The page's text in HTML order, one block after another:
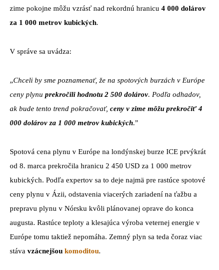
zime pokojne môžu vzrásť nad rekordnú hranicu 4 000 dolárov
za 1 000 metrov kubických.
V správe sa uvádza:
„Chceli by sme poznamenať, že na spotových burzách v Európe
ceny plynu prekročili hodnotu 2 500 dolárov. Podľa odhadov,
ak bude tento trend pokračovať, ceny v zime môžu prekročiť 4
000 dolárov za 1 000 metrov kubických.”
Spotová cena plynu v Európe na londýnskej burze ICE prvýkrát
od 8. marca prekročila hranicu 2 450 USD za 1 000 metrov
kubických. Podľa expertov sa to deje najmä pre rastúce spotové
ceny plynu v Ázii, odstavenia viacerých zariadení na ťažbu a
prepravu plynu v Nórsku kvôli plánovanej oprave do konca
augusta. Rastúce teploty a klesajúca výroba veternej energie v
Európe tomu taktiež nepomáha. Zemný plyn sa teda čoraz viac
stáva vzácnejšou komoditou.